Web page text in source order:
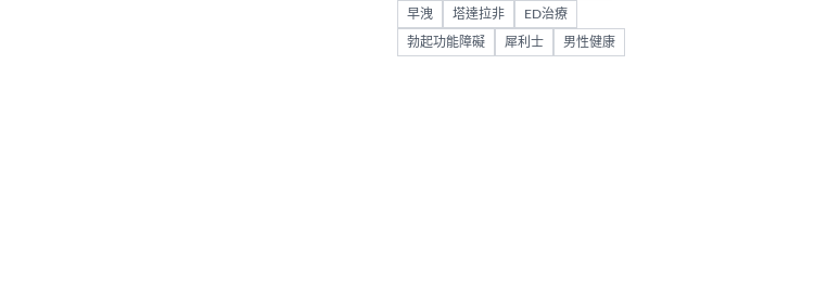
早洩 塔達拉非 ED治療
勃起功能障礙 犀利士 男性健康